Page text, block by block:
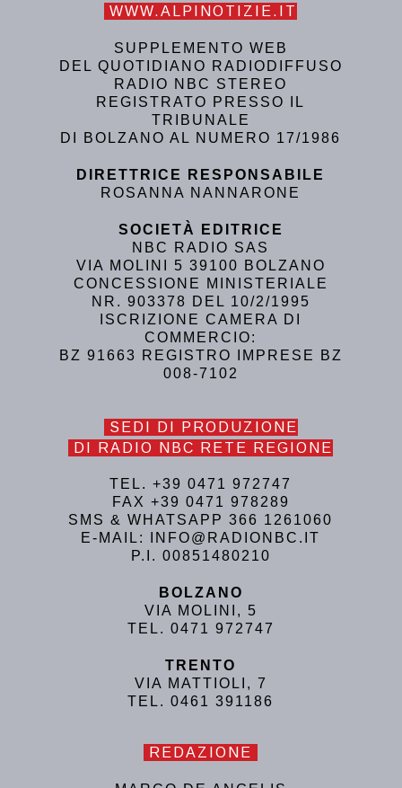
WWW.ALPINOTIZIE.IT
SUPPLEMENTO WEB
DEL QUOTIDIANO RADIODIFFUSO
RADIO NBC STEREO
REGISTRATO PRESSO IL
TRIBUNALE
DI BOLZANO AL NUMERO 17/1986
DIRETTRICE RESPONSABILE
ROSANNA NANNARONE
SOCIETÀ EDITRICE
NBC RADIO SAS
VIA MOLINI 5 39100 BOLZANO
CONCESSIONE MINISTERIALE
NR. 903378 DEL 10/2/1995
ISCRIZIONE CAMERA DI
COMMERCIO:
BZ 91663 REGISTRO IMPRESE BZ
008-7102
SEDI DI PRODUZIONE
DI RADIO NBC RETE REGIONE
TEL. +39 0471 972747
FAX +39 0471 978289
SMS & WHATSAPP 366 1261060
E-MAIL: INFO@RADIONBC.IT
P.I. 00851480210
BOLZANO
VIA MOLINI, 5
TEL. 0471 972747
TRENTO
VIA MATTIOLI, 7
TEL. 0461 391186
REDAZIONE